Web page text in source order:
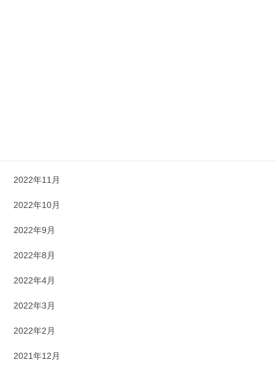
2022年11月
2022年10月
2022年9月
2022年8月
2022年4月
2022年3月
2022年2月
2021年12月